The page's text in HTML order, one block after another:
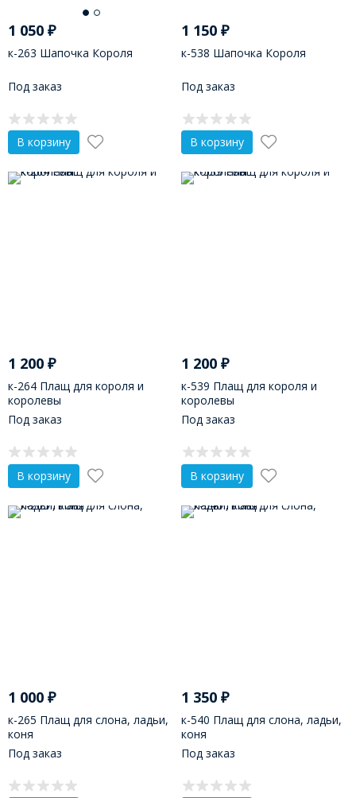
1 050 ₽
к-263 Шапочка Короля
Под заказ
В корзину
1 150₽
к-538 Шапочка Короля
Под заказ
В корзину
1 200 ₽
к-264 Плащ для короля и
королевы
Под заказ
В корзину
1 200₽
к-539 Плащ для короля и
королевы
Под заказ
В корзину
1 000 ₽
к-265 Плащ для слона, ладьи,
коня
Под заказ
1 350₽
к-540 Плащ для слона, ладьи,
коня
Под заказ